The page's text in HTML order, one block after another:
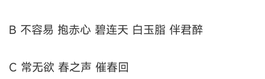
B 不容易 抱赤心 碧连天 白玉脂 伴君醉
C 常无欲 春之声 催春回